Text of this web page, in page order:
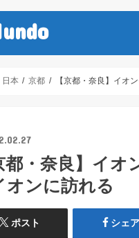
日本 京都 【京都・奈良】イオ
都・奈良】イ
オンに訪れる
ポスト シェア